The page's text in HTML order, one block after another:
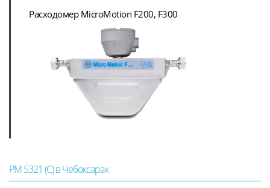
Расходомер MicroMotion F200, F300
РМ 5321 (С) в Чебоксарах